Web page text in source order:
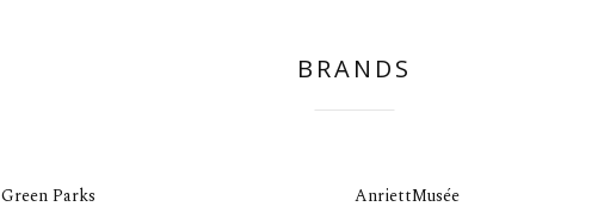
BRANDS
Green Parks AnriettMusée